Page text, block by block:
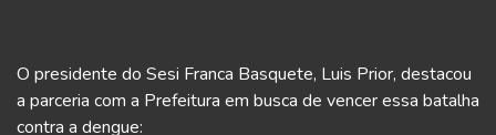
O presidente do Sesi Franca Basquete, Luis Prior, destacou
a parceria com a Prefeitura em busca de vencer essa batalha
contra a dengue: